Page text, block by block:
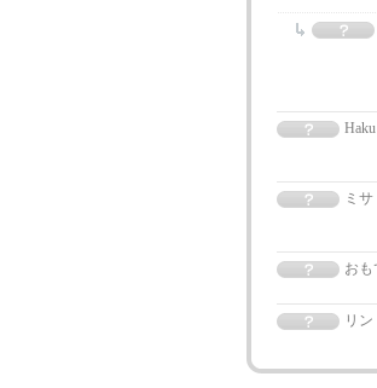
Haku
ミサ
おも
リ